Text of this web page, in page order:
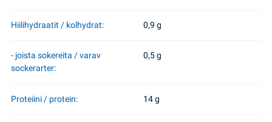
Hiilihydraatit / kolhydrat: 0,9 g
- joista sokereita / varav
sockerarter:
0,5 g
Proteiini / protein: 14 g